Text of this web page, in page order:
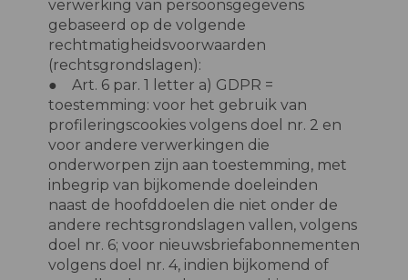
verwerking van persoonsgegevens
gebaseerd op de volgende
rechtmatigheidsvoorwaarden
(rechtsgrondslagen):
● Art. 6 par. 1 letter a) GDPR =
toestemming: voor het gebruik van
profileringscookies volgens doel nr. 2 en
voor andere verwerkingen die
onderworpen zijn aan toestemming, met
inbegrip van bijkomende doeleinden
naast de hoofddoelen die niet onder de
andere rechtsgrondslagen vallen, volgens
doel nr. 6; voor nieuwsbriefabonnementen
volgens doel nr. 4, indien bijkomend of